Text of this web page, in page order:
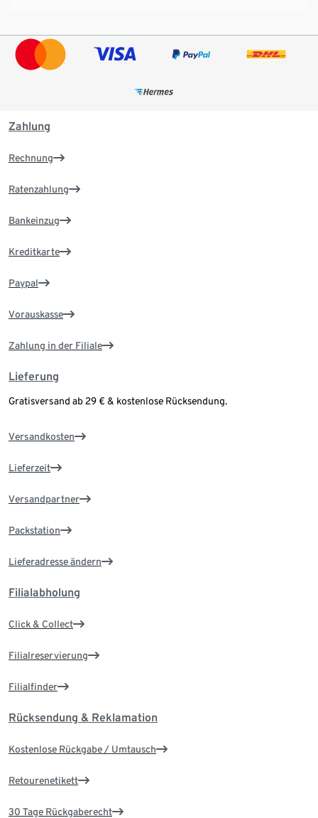
Zahlung
Rechnung
Ratenzahlung
Bankeinzug
Kreditkarte
Paypal
Vorauskasse
Zahlung in der Filiale
Lieferung
Gratisversand ab 29 € & kostenlose Rücksendung.
Versandkosten
Lieferzeit
Versandpartner
Packstation
Lieferadresse ändern
Filialabholung
Click & Collect
Filialreservierung
Filialfinder
Rücksendung & Reklamation
Kostenlose Rückgabe / Umtausch
Retourenetikett
30 Tage Rückgaberecht